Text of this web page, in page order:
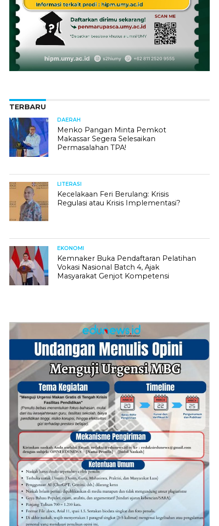
TERBARU
DAERAH
Menko Pangan Minta Pemkot
Makassar Segera Selesaikan
Permasalahan TPA!
LITERASI
Kecelakaan Feri Berulang: Krisis
Regulasi atau Krisis Implementasi?
EKONOMI
Kemnaker Buka Pendaftaran Pelatihan
Vokasi Nasional Batch 4, Ajak
Masyarakat Genjot Kompetensi